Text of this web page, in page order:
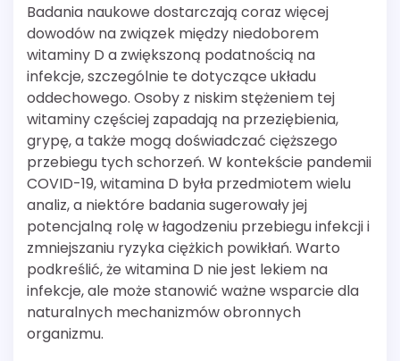
Badania naukowe dostarczają coraz więcej
dowodów na związek między niedoborem
witaminy D a zwiększoną podatnością na
infekcje, szczególnie te dotyczące układu
oddechowego. Osoby z niskim stężeniem tej
witaminy częściej zapadają na przeziębienia,
grypę, a także mogą doświadczać cięższego
przebiegu tych schorzeń. W kontekście pandemii
COVID-19, witamina D była przedmiotem wielu
analiz, a niektóre badania sugerowały jej
potencjalną rolę w łagodzeniu przebiegu infekcji i
zmniejszaniu ryzyka ciężkich powikłań. Warto
podkreślić, że witamina D nie jest lekiem na
infekcje, ale może stanowić ważne wsparcie dla
naturalnych mechanizmów obronnych
organizmu.